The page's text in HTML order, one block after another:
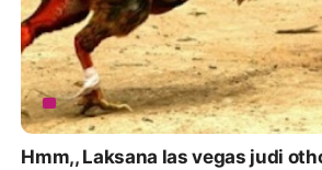
Hmm,, Laksana las vegas judi